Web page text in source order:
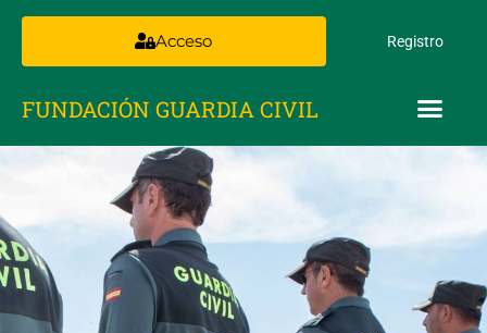
Acceso Registro
FUNDACIÓN GUARDIA CIVIL